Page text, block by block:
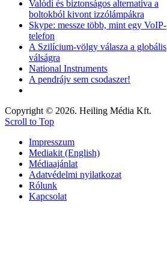
Valódi és biztonságos alternatíva a
boltokból kivont izzólámpákra
Skype: messze több, mint egy VoIP-
telefon
A Szilícium-völgy válasza a globális
válságra
National Instruments
A pendrájv sem csodaszer!
Copyright © 2026. Heiling Média Kft.
Scroll to Top
Impresszum
Mediakit (English)
Médiaajánlat
Adatvédelmi nyilatkozat
Rólunk
Kapcsolat